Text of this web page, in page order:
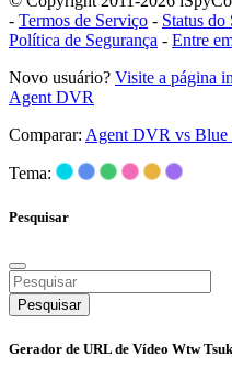
- Termos de Serviço - Status do
Política de Segurança - Entre
Novo usuário? Visite a página
Agent DVR
Comparar: Agent DVR vs Blue
Tema:
Pesquisar
Pesquisar
Gerador de URL de Vídeo Wtw